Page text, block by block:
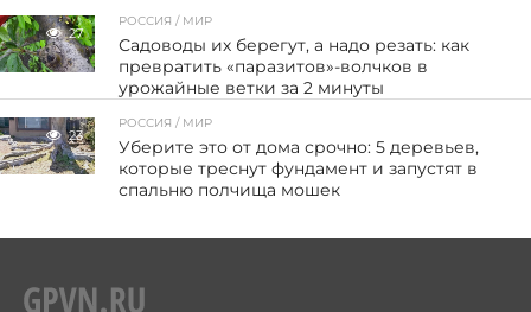
27
РОССИЯ / МИР
Садоводы их берегут, а надо резать: как
превратить «паразитов»-волчков в
урожайные ветки за 2 минуты
23
РОССИЯ / МИР
Уберите это от дома срочно: 5 деревьев,
которые треснут фундамент и запустят в
спальню полчища мошек